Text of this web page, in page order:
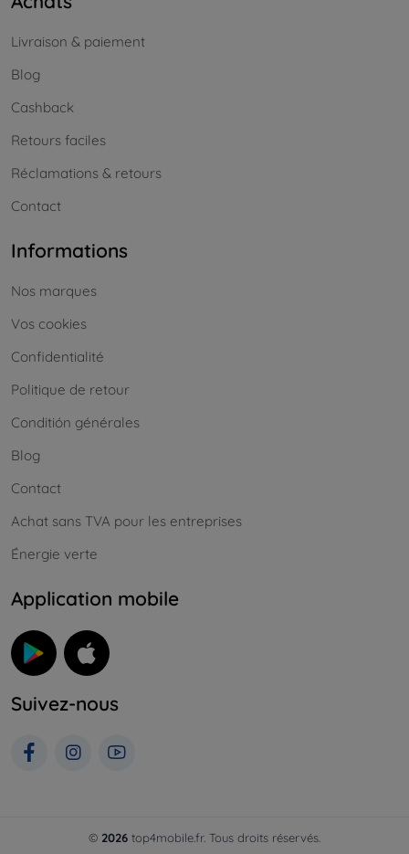
Livraison & paiement
Blog
Cashback
Retours faciles
Réclamations & retours
Contact
Informations
Nos marques
Vos cookies
Confidentialité
Politique de retour
Conditión générales
Blog
Contact
Achat sans TVA pour les entreprises
Énergie verte
Application mobile
Suivez-nous
© 2026 top4mobile.fr. Tous droits réservés.